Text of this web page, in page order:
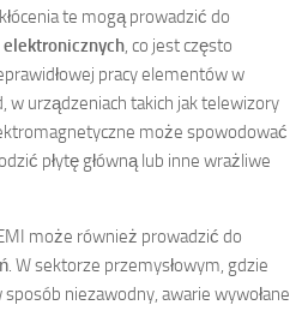
te mogą prowadzić do
, co jest często
pracy elementów w
w urządzeniach takich jak telewizory
może spowodować
płytę główną lub inne wrażliwe
może również prowadzić do
W sektorze przemysłowym, gdzie
niezawodny, awarie wywołane